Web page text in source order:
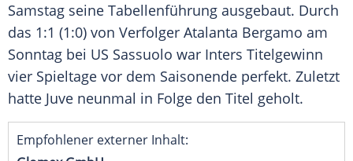
Samstag seine Tabellenführung ausgebaut. Durch
das 1:1 (1:0) von Verfolger Atalanta Bergamo am
Sonntag bei US Sassuolo war Inters Titelgewinn
vier Spieltage vor dem Saisonende perfekt. Zuletzt
hatte Juve neunmal in Folge den Titel geholt.
Empfohlener externer Inhalt: